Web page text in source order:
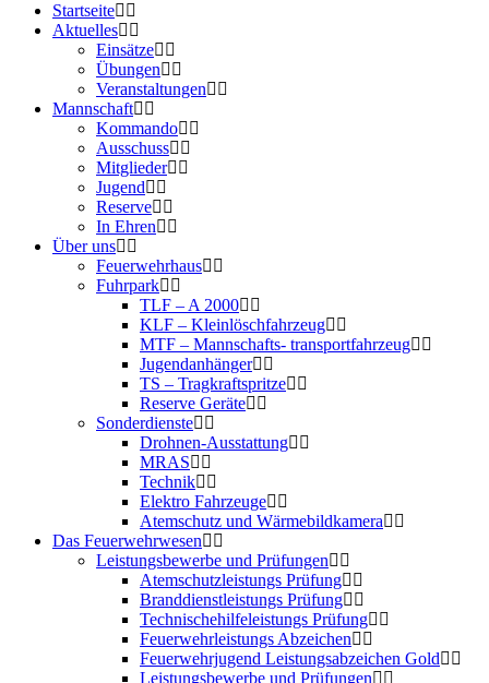
Startseite
Aktuelles
Einsätze
Übungen
Veranstaltungen
Mannschaft
Kommando
Ausschuss
Mitglieder
Jugend
Reserve
In Ehren
Über uns
Feuerwehrhaus
Fuhrpark
TLF – A 2000
KLF – Kleinlöschfahrzeug
MTF – Mannschafts- transportfahrzeug
Jugendanhänger
TS – Tragkraftspritze
Reserve Geräte
Sonderdienste
Drohnen-Ausstattung
MRAS
Technik
Elektro Fahrzeuge
Atemschutz und Wärmebildkamera
Das Feuerwehrwesen
Leistungsbewerbe und Prüfungen
Atemschutzleistungs Prüfung
Branddienstleistungs Prüfung
Technischehilfeleistungs Prüfung
Feuerwehrleistungs Abzeichen
Feuerwehrjugend Leistungsabzeichen Gold
Leistungsbewerbe und Prüfungen